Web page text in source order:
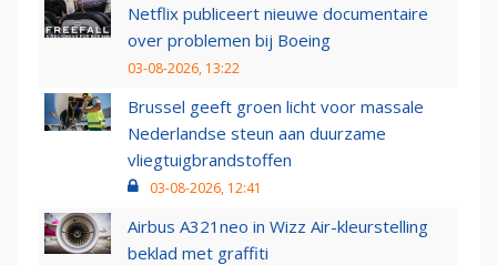
Netflix publiceert nieuwe documentaire
over problemen bij Boeing
03-08-2026, 13:22
Brussel geeft groen licht voor massale
Nederlandse steun aan duurzame
vliegtuigbrandstoffen
03-08-2026, 12:41
Airbus A321neo in Wizz Air-kleurstelling
beklad met graffiti